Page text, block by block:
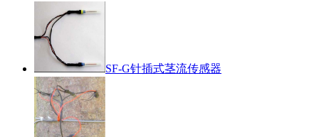
SF-G针插式茎流传感器